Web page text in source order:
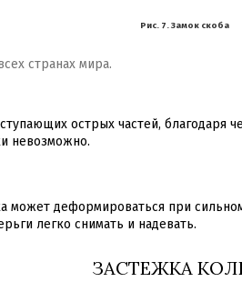
Рис. 7. Замок скоба
странах мира.
острых частей, благодаря
невозможно.
может деформироваться при
легко снимать и надевать.
ЗАСТЕЖКА